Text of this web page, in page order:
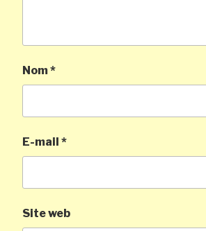
Nom*
E-mail *
Site web